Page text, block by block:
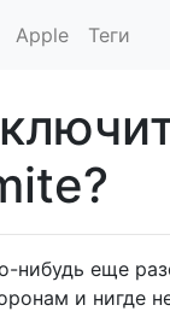
Apple Теги
нибудь еще
и нигде